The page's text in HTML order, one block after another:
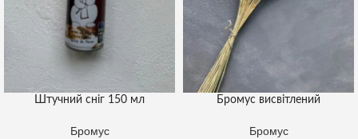
Штучний сніг 150 мл
Бромус
Бромус висвітлений
Бромус